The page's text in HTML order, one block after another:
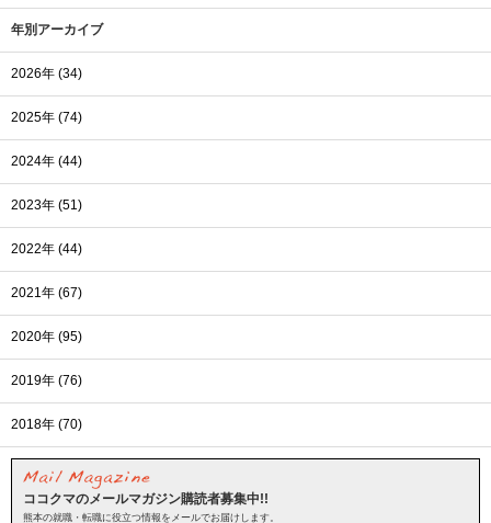
年別アーカイブ
2026年 (34)
2025年 (74)
2024年 (44)
2023年 (51)
2022年 (44)
2021年 (67)
2020年 (95)
2019年 (76)
2018年 (70)
ココクマのメールマガジン購読者募集中!!
熊本の就職・転職に役立つ情報をメールでお届けします。